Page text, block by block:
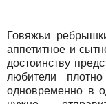
Говяжьи
аппетитное и
достоинству
любители
одновременно в